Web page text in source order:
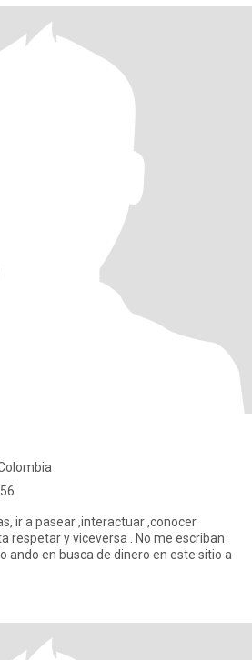
ir a pasear ,interactuar ,conocer
y viceversa . No me escriban
ando en busca de dinero en este sitio a